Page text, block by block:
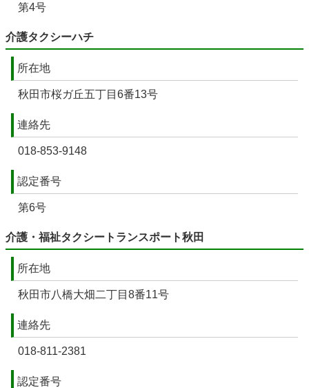
第4号
介護タクシーハチ
所在地
秋田市桜ガ丘五丁目6番13号
連絡先
018-853-9148
認定番号
第6号
介護・福祉タクシートランスポート秋田
所在地
秋田市八橋大畑二丁目8番11号
連絡先
018-811-2381
認定番号